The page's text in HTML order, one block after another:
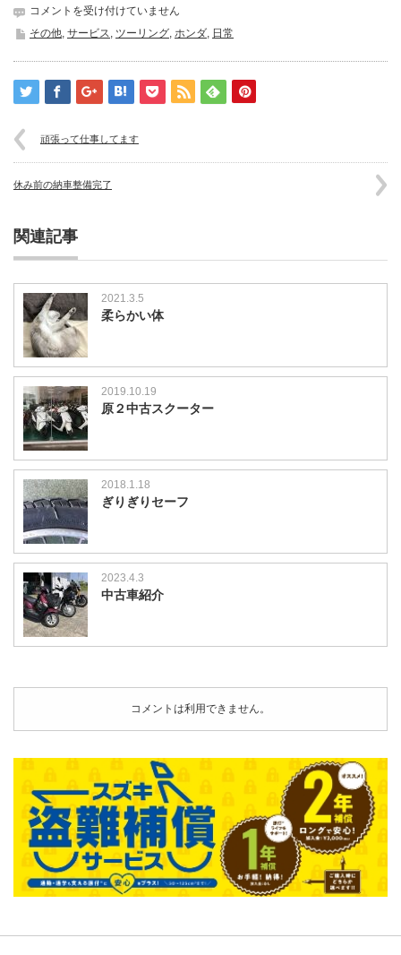
昨
日
答
え
は
コメントを受け付けていません
その他 サービス ツーリング ホンダ 日常
頑張って仕事してます
休み前の納車整備完了
関連記事
2021.3.5
柔らかい体
2019.10.19
原２中古スクーター
2018.1.18
ぎりぎりセーフ
2023.4.3
中古車紹介
コメントは利用できません。